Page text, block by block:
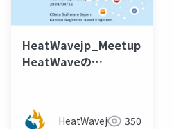
HeatWavejp_Meetup_07_【
HeatWaveの
みよう！
HeatWavejp 350